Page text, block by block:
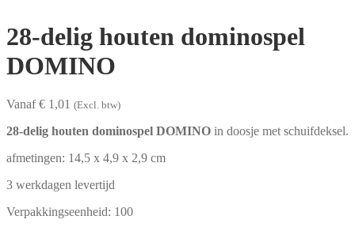
28-delig houten dominospel
DOMINO
Vanaf € 1,01 (Excl. btw)
28-delig houten dominospel DOMINO in doosje met schuifdeksel.
afmetingen: 14,5 x 4,9 x 2,9 cm
3 werkdagen levertijd
Verpakkingseenheid: 100